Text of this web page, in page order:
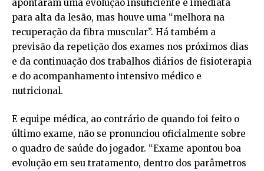
apontaram uma evolução insuficiente e imediata
para alta da lesão, mas houve uma “melhora na
recuperação da fibra muscular”. Há também a
previsão da repetição dos exames nos próximos dias
e da continuação dos trabalhos diários de fisioterapia
e do acompanhamento intensivo médico e
nutricional.
E equipe médica, ao contrário de quando foi feito o
último exame, não se pronunciou oficialmente sobre
o quadro de saúde do jogador. “Exame apontou boa
evolução em seu tratamento, dentro dos parâmetros